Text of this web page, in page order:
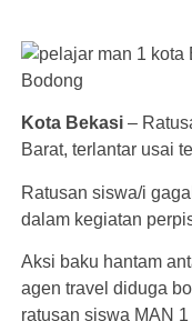
Kota Bekasi –
Barat, terlantar usai
Ratusan siswa/i
dalam kegiatan
Aksi baku hantam
agen travel diduga
ratusan siswa MAN